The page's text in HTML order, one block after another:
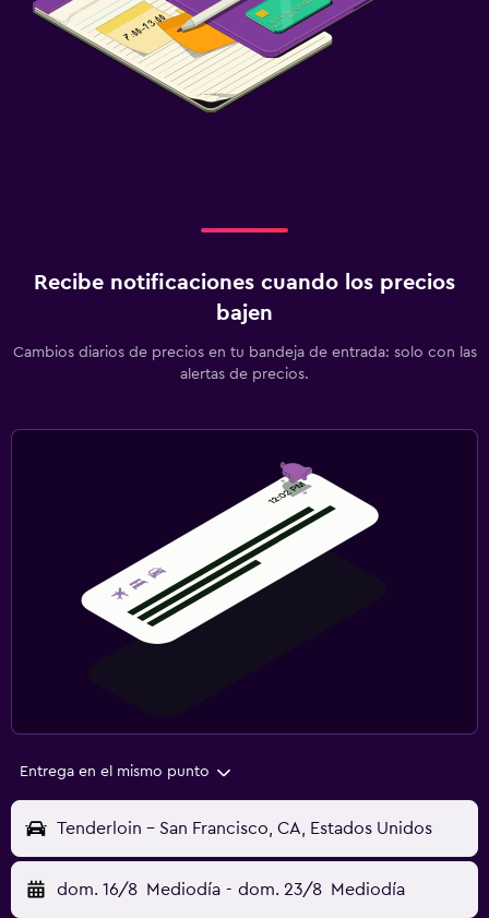
Recibe notificaciones cuando los precios
bajen
Cambios diarios de precios en tu bandeja de entrada: solo con las
alertas de precios.
Entrega en el mismo punto
Tenderloin - San Francisco, CA, Estados Unidos
dom. 16/8 Mediodía - dom. 23/8 Mediodía